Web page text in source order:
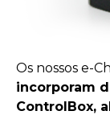
Os nossos e-
incorporam
ControlBox,